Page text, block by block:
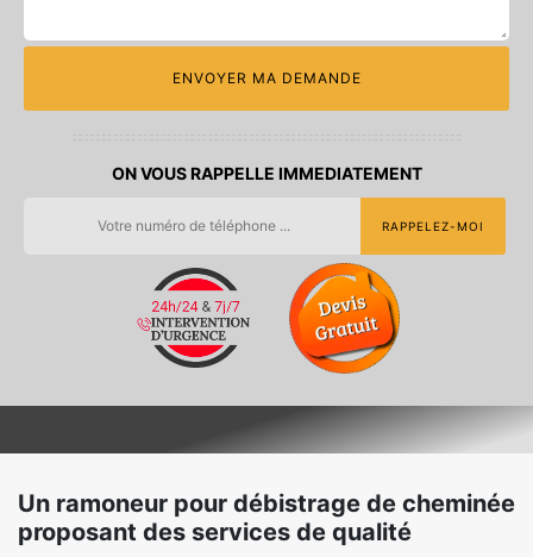
ON VOUS RAPPELLE IMMEDIATEMENT
Un ramoneur pour débistrage de cheminée
proposant des services de qualité